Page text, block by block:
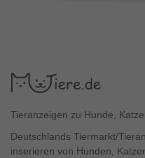
Tieranzeigen zu Hunde,
Deutschlands Tiermarkt/
inserieren von Hunden,